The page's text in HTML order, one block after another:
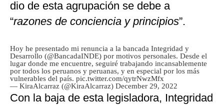
dio de esta agrupación se debe a
“razones de conciencia y principios”.
Hoy he presentado mi renuncia a la bancada Integridad y
Desarrollo (@BancadaINDE) por motivos personales. Desde el
lugar donde me encuentre, seguiré trabajando incansablemente
por todos los peruanos y peruanas, y en especial por los más
vulnerables del país. pic.twitter.com/qytrNwzMfx
— KiraAlcarraz (@KiraAlcarraz) December 29, 2022
Con la baja de esta legisladora, Integridad